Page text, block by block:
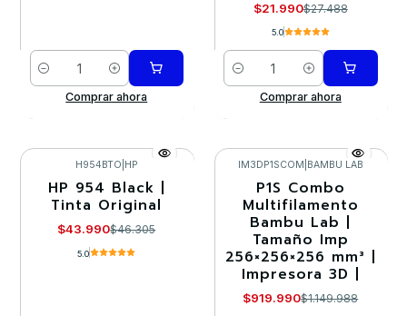
Cantidad
Comprar ahora
$21.990$27.488
5.0
Cantidad
Comprar ahora
-5%
H954BTO HP
HP 954 Black |
Tinta Original
$43.990$46.305
5.0
-20%
IM3DP1SCOM BAMBU LAB
P1S Combo
Multifilamento
Bambu Lab |
Tamaño Imp
256×256×256 mm³ |
Impresora 3D |
$919.990$1.149.988